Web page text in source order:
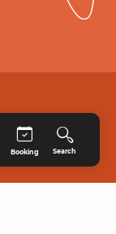
Booking Search